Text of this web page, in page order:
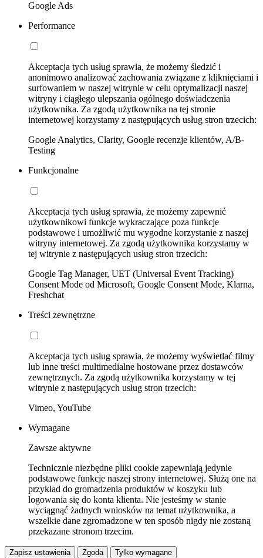
Google Ads
Performance
Akceptacja tych usług sprawia, że możemy śledzić i
anonimowo analizować zachowania związane z kliknięciami i
surfowaniem w naszej witrynie w celu optymalizacji naszej
witryny i ciągłego ulepszania ogólnego doświadczenia
użytkownika. Za zgodą użytkownika na tej stronie
internetowej korzystamy z następujących usług stron trzecich:
Google Analytics, Clarity, Google recenzje klientów, A/B-
Testing
Funkcjonalne
Akceptacja tych usług sprawia, że możemy zapewnić
użytkownikowi funkcje wykraczające poza funkcje
podstawowe i umożliwić mu wygodne korzystanie z naszej
witryny internetowej. Za zgodą użytkownika korzystamy w
tej witrynie z następujących usług stron trzecich:
Google Tag Manager, UET (Universal Event Tracking)
Consent Mode od Microsoft, Google Consent Mode, Klarna,
Freshchat
Treści zewnętrzne
Akceptacja tych usług sprawia, że możemy wyświetlać filmy
lub inne treści multimedialne hostowane przez dostawców
zewnętrznych. Za zgodą użytkownika korzystamy w tej
witrynie z następujących usług stron trzecich:
Vimeo, YouTube
Wymagane
Zawsze aktywne
Technicznie niezbędne pliki cookie zapewniają jedynie
podstawowe funkcje naszej strony internetowej. Służą one na
przykład do gromadzenia produktów w koszyku lub
logowania się do konta klienta. Nie jesteśmy w stanie
wyciągnąć żadnych wniosków na temat użytkownika, a
wszelkie dane zgromadzone w ten sposób nigdy nie zostaną
przekazane stronom trzecim.
Zapisz ustawienia Zgoda Tylko wymagane